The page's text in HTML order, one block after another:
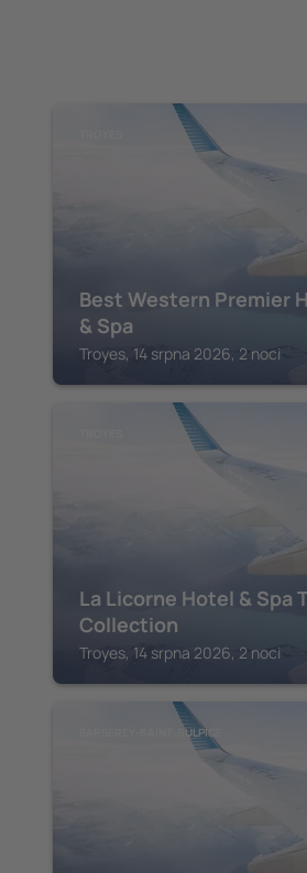
Best Western Premier
& Spa
Troyes, 14 srpna 2026, 2 noci
La Licorne Hotel & Spa
Collection
Troyes, 14 srpna 2026, 2 noci
BARBEREY-SAINT-SULPICE